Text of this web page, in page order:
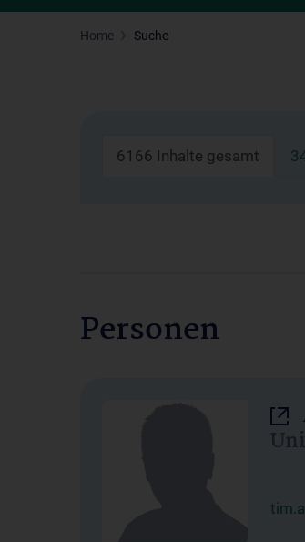
Home Suche
6166 Inhalte gesamt
Personen